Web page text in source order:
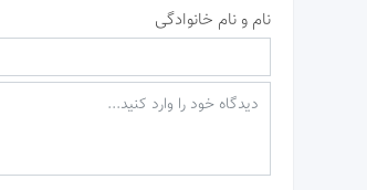
نام و نام خانوادگی